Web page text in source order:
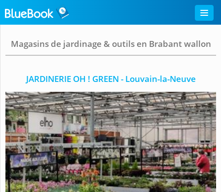
Magasins de jardinage & outils en Brabant wallon
JARDINERIE OH ! GREEN - Louvain-la-Neuve